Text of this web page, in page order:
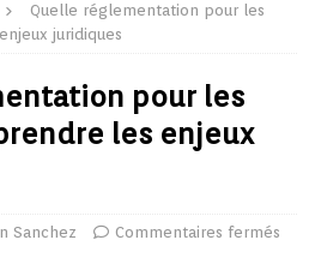
Quelle réglementation pour les
juridiques
pour les
les enjeux
Sanchez Commentaires fermés